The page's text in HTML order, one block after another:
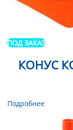
ПОД ЗАКАЗ
КОНУС
Подробнее